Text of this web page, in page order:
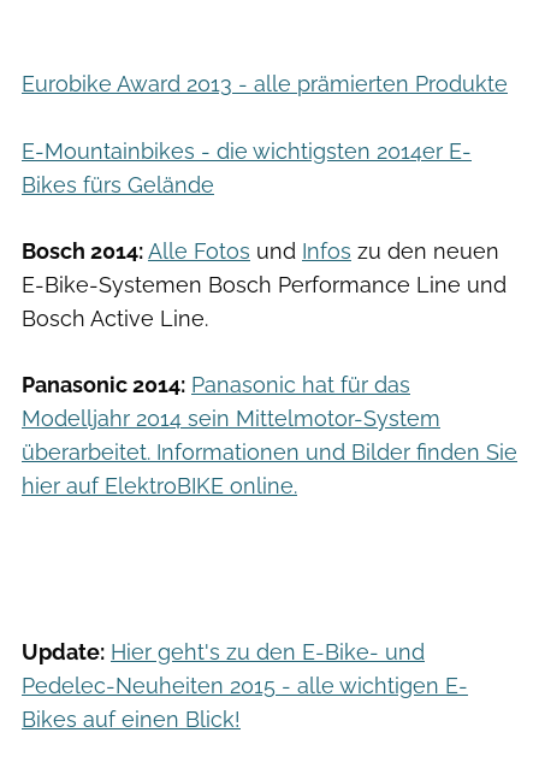
Eurobike Award 2013 - alle prämierten Produkte
E-Mountainbikes - die wichtigsten 2014er E-
Bikes fürs Gelände
Bosch 2014:Alle Fotos und Infos zu den neuen
E-Bike-Systemen Bosch Performance Line und
Bosch Active Line.
Panasonic 2014: Panasonic hat für das
Modelljahr 2014 sein Mittelmotor-System
überarbeitet. Informationen und Bilder finden Sie
hier auf ElektroBIKE online.
Update: Hier geht's zu den E-Bike- und
Pedelec-Neuheiten 2015 - alle wichtigen E-
Bikes auf einen Blick!